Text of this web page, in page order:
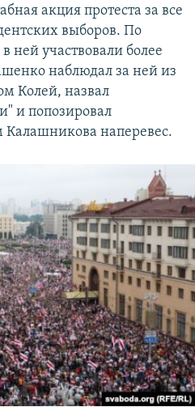
акция протеста за все
выборов. По
участвовали более
наблюдал за ней из
Колей, назвал
и попозировал
Калашникова наперевес.